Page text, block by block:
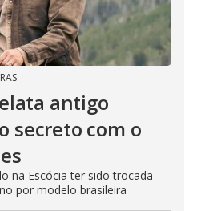
antigo
secreto com o
na Escócia ter sido trocada
por modelo brasileira